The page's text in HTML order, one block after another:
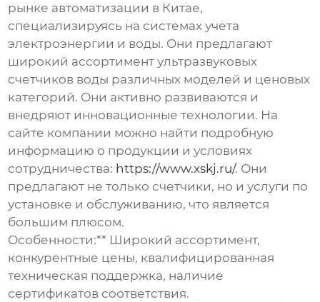
рынке автоматизации в Китае,
специализируясь на системах учета
электроэнергии и воды. Они предлагают
широкий ассортиментультразвуковых
счетчиков воды различных моделей и ценовых
категорий. Они активно развиваются и
внедряют инновационные технологии. На
сайте компании можно найти подробную
информацию о продукции и условиях
сотрудничества: https://www.xskj.ru/. Они
предлагают не только счетчики, но и услуги по
установке и обслуживанию, что является
большим плюсом.
Особенности:** Широкий ассортимент,
конкурентные цены, квалифицированная
техническая поддержка, наличие
сертификатов соответствия.